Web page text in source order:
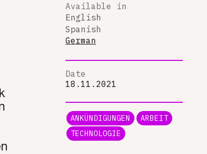
Available in
English
Spanish
German
Date
18.11.2021
ANKÜNDIGUNGEN
ARBEIT
TECHNOLOGIE